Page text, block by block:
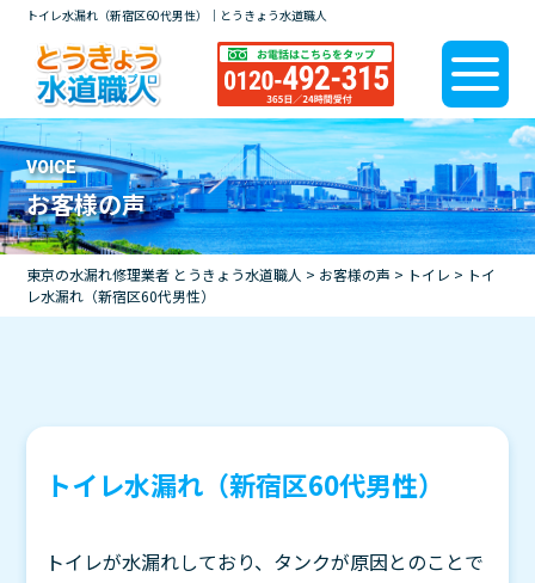
トイレ水漏れ（新宿区60代男性）｜とうきょう水道職人
VOICE
お客様の声
東京の水漏れ修理業者 とうきょう水道職人 > お客様の声 > トイレ > トイ
レ水漏れ（新宿区60代男性）
トイレ水漏れ（新宿区60代男性）
トイレが水漏れしており、タンクが原因とのことで